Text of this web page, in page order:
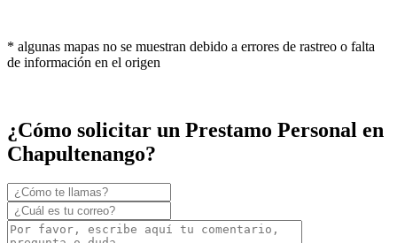
* algunas mapas no se muestran debido a errores de rastreo o falta
de información en el origen
¿Cómo solicitar un Prestamo Personal en
Chapultenango?